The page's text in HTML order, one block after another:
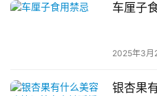
车厘子
2025年3月
银杏果